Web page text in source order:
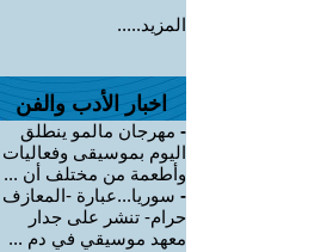
المزيد.....
اخبار الأدب والفن
- مهرجان مالمو ينطلق
اليوم بموسيقى وفعاليات
وأطعمة من مختلف أن ...
- سوريا...عبارة -المعازف
حرام- تنشر على جدار
معهد موسيقي في دم ...